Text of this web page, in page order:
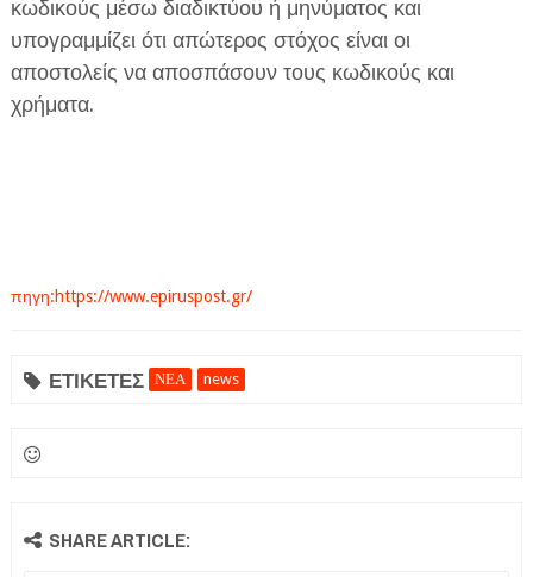
κωδικούς μέσω διαδικτύου ή μηνύματος και
υπογραμμίζει ότι απώτερος στόχος είναι οι
αποστολείς να αποσπάσουν τους κωδικούς και
χρήματα.
πηγη:https://www.epiruspost.gr/
ΕΤΙΚΕΤΕΣ ΝΕΑ news
SHARE ARTICLE: